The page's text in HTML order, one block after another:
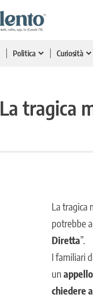
Politica Curiosità
La tragica
La tragica
potrebbe
Diretta”.
I familiari
un appello
chiedere